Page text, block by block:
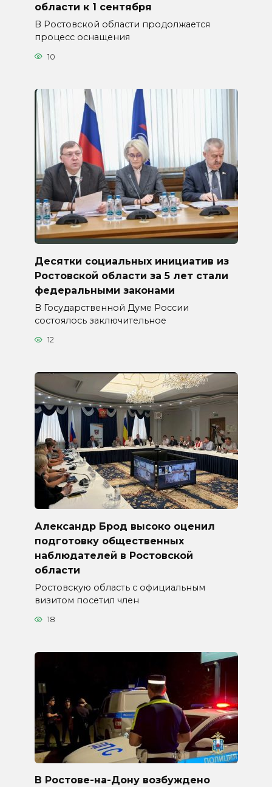
области к 1 сентября
В Ростовской области продолжается
процесс оснащения
10
Десятки социальных инициатив из
Ростовской области за 5 лет стали
федеральными законами
В Государственной Думе России
состоялось заключительное
12
Александр Брод высоко оценил
подготовку общественных
наблюдателей в Ростовской
области
Ростовскую область с официальным
визитом посетил член
18
В Ростове-на-Дону возбуждено